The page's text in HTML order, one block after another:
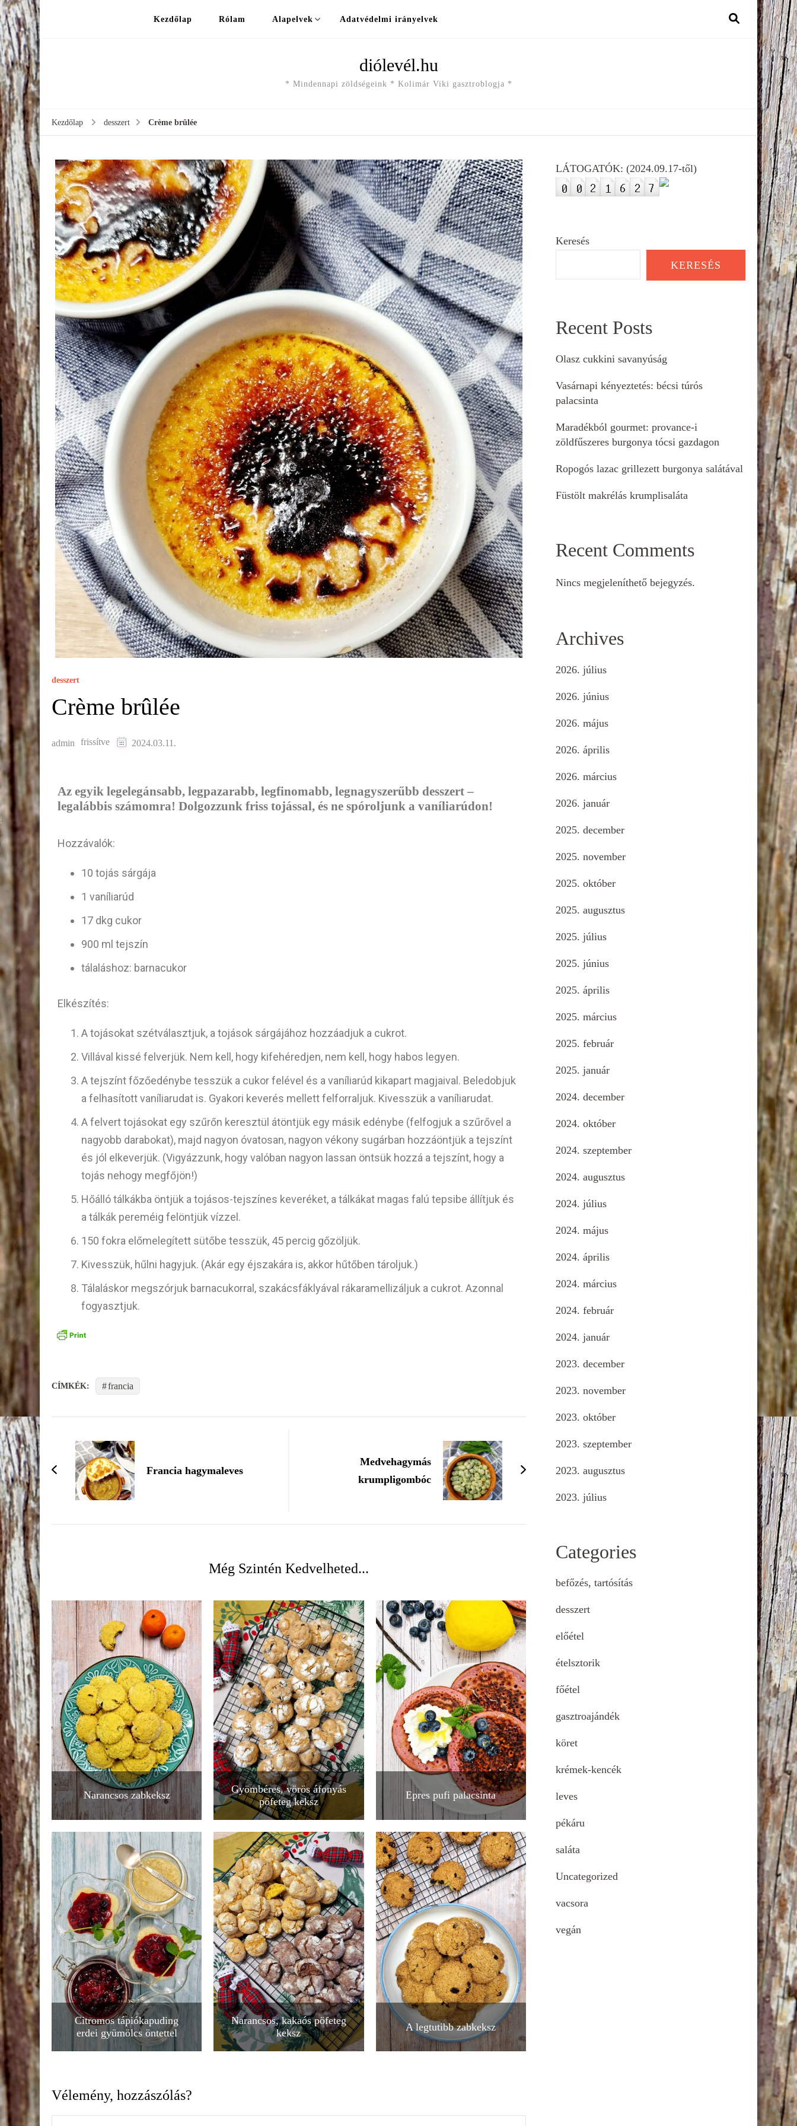
Kezdőlap Rólam Alapelvek Adatvédelmi irányelvek
diólevél.hu
* Mindennapi zöldségeink * Kolimár Viki gasztroblogja *
Kezdőlap desszert Crème brûlée
desszert
Crème brûlée
admin frissítve 2024.03.11.
Az egyik legelegánsabb, legpazarabb, legfinomabb, legnagyszerűbb desszert –
legalábbis számomra! Dolgozzunk friss tojással, és ne spóroljunk a vaníliarúdon!
Hozzávalók:
10 tojás sárgája
1 vaníliarúd
17 dkg cukor
900 ml tejszín
tálaláshoz: barnacukor
Elkészítés:
A tojásokat szétválasztjuk, a tojások sárgájához hozzáadjuk a cukrot.
Villával kissé felverjük. Nem kell, hogy kifehéredjen, nem kell, hogy habos legyen.
A tejszínt főzőedénybe tesszük a cukor felével és a vaníliarúd kikapart magjaival. Beledobjuk
a felhasított vaníliarudat is. Gyakori keverés mellett felforraljuk. Kivesszük a vaníliarudat.
A felvert tojásokat egy szűrőn keresztül átöntjük egy másik edénybe (felfogjuk a szűrővel a
nagyobb darabokat), majd nagyon óvatosan, nagyon vékony sugárban hozzáöntjük a tejszínt
és jól elkeverjük. (Vigyázzunk, hogy valóban nagyon lassan öntsük hozzá a tejszínt, hogy a
tojás nehogy megfőjön!)
Hőálló tálkákba öntjük a tojásos-tejszínes keveréket, a tálkákat magas falú tepsibe állítjuk és
a tálkák pereméig felöntjük vízzel.
150 fokra előmelegített sütőbe tesszük, 45 percig gőzöljük.
Kivesszük, hűlni hagyjuk. (Akár egy éjszakára is, akkor hűtőben tároljuk.)
Tálaláskor megszórjuk barnacukorral, szakácsfáklyával rákaramellizáljuk a cukrot. Azonnal
fogyasztjuk.
CÍMKÉK: francia
Francia hagymaleves
Medvehagymás
krumpligombóc
Még Szintén Kedvelheted...
Narancsos zabkeksz
Gyömbéres, vörös áfonyás
pöfeteg keksz
Epres pufi palacsinta
Citromos tápiókapuding
erdei gyümölcs öntettel
Narancsos, kakaós pöfeteg
keksz
A legtutibb zabkeksz
Vélemény, hozzászólás?
LÁTOGATÓK: (2024.09.17-től)
Keresés
KERESÉS
Recent Posts
Olasz cukkini savanyúság
Vasárnapi kényeztetés: bécsi túrós
palacsinta
Maradékból gourmet: provance-i
zöldfűszeres burgonya tócsi gazdagon
Ropogós lazac grillezett burgonya salátával
Füstölt makrélás krumplisaláta
Recent Comments
Nincs megjeleníthető bejegyzés.
Archives
2026. július
2026. június
2026. május
2026. április
2026. március
2026. január
2025. december
2025. november
2025. október
2025. augusztus
2025. július
2025. június
2025. április
2025. március
2025. február
2025. január
2024. december
2024. október
2024. szeptember
2024. augusztus
2024. július
2024. május
2024. április
2024. március
2024. február
2024. január
2023. december
2023. november
2023. október
2023. szeptember
2023. augusztus
2023. július
Categories
befőzés, tartósítás
desszert
előétel
ételsztorik
főétel
gasztroajándék
köret
krémek-kencék
leves
pékáru
saláta
Uncategorized
vacsora
vegán